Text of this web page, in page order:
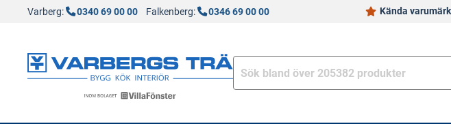
Varberg: 0340 69 00 00 Falkenberg: 0346 69 00 00 Kända